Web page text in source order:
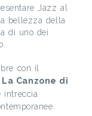
Jazz al
bellezza della
di uno dei
con il
La Canzone di
intreccia